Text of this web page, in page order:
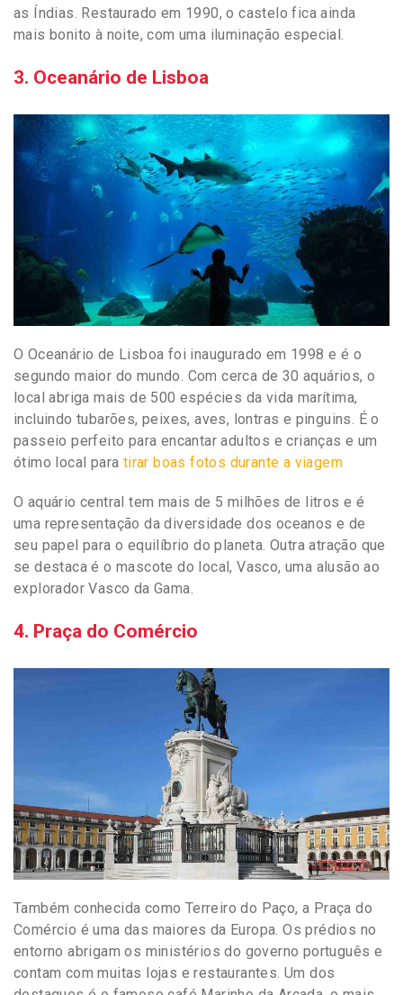
as Índias. Restaurado em 1990, o castelo fica ainda
mais bonito à noite, com uma iluminação especial.
3. Oceanário de Lisboa
O Oceanário de Lisboa foi inaugurado em 1998 e é o
segundo maior do mundo. Com cerca de 30 aquários, o
local abriga mais de 500 espécies da vida marítima,
incluindo tubarões, peixes, aves, lontras e pinguins. É o
passeio perfeito para encantar adultos e crianças e um
ótimo local para tirar boas fotos durante a viagem
O aquário central tem mais de 5 milhões de litros e é
uma representação da diversidade dos oceanos e de
seu papel para o equilíbrio do planeta. Outra atração que
se destaca é o mascote do local, Vasco, uma alusão ao
explorador Vasco da Gama.
4. Praça do Comércio
Também conhecida como Terreiro do Paço, a Praça do
Comércio é uma das maiores da Europa. Os prédios no
entorno abrigam os ministérios do governo português e
contam com muitas lojas e restaurantes. Um dos